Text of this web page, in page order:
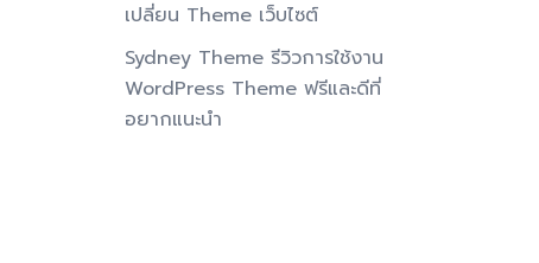
เปลี่ยน Theme เว็บไซต์
Sydney Theme รีวิวการใช้งาน
WordPress Theme ฟรีและดีที่
อยากแนะนำ